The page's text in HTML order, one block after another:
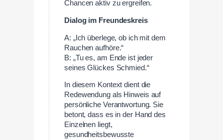
Chancen aktiv zu ergreifen.
Dialog im Freundeskreis
A: „Ich überlege, ob ich mit dem
Rauchen aufhöre.“
B: „Tu es, am Ende ist jeder
seines Glückes Schmied.“
In diesem Kontext dient die
Redewendung als Hinweis auf
persönliche Verantwortung. Sie
betont, dass es in der Hand des
Einzelnen liegt,
gesundheitsbewusste